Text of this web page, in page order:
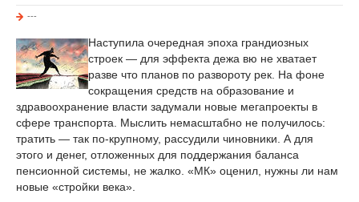
---
Наступила очередная эпоха грандиозных
строек — для эффекта дежа вю не хватает
разве что планов по развороту рек. На фоне
сокращения средств на образование и
здравоохранение власти задумали новые мегапроекты в
сфере транспорта. Мыслить немасштабно не получилось:
тратить — так по-крупному, рассудили чиновники. А для
этого и денег, отложенных для поддержания баланса
пенсионной системы, не жалко. «МК» оценил, нужны ли нам
новые «стройки века».